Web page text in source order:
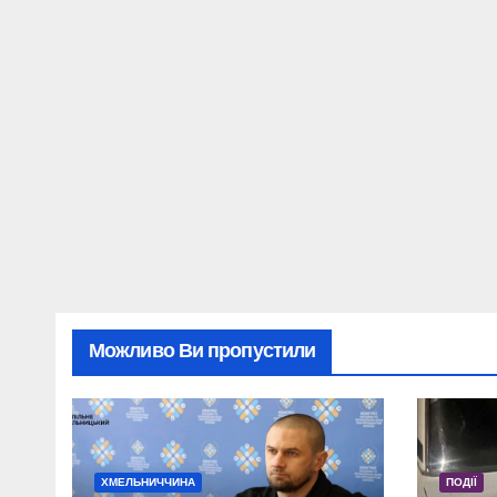
Можливо Ви пропустили
ХМЕЛЬНИЧЧИНА ПОДІЇ